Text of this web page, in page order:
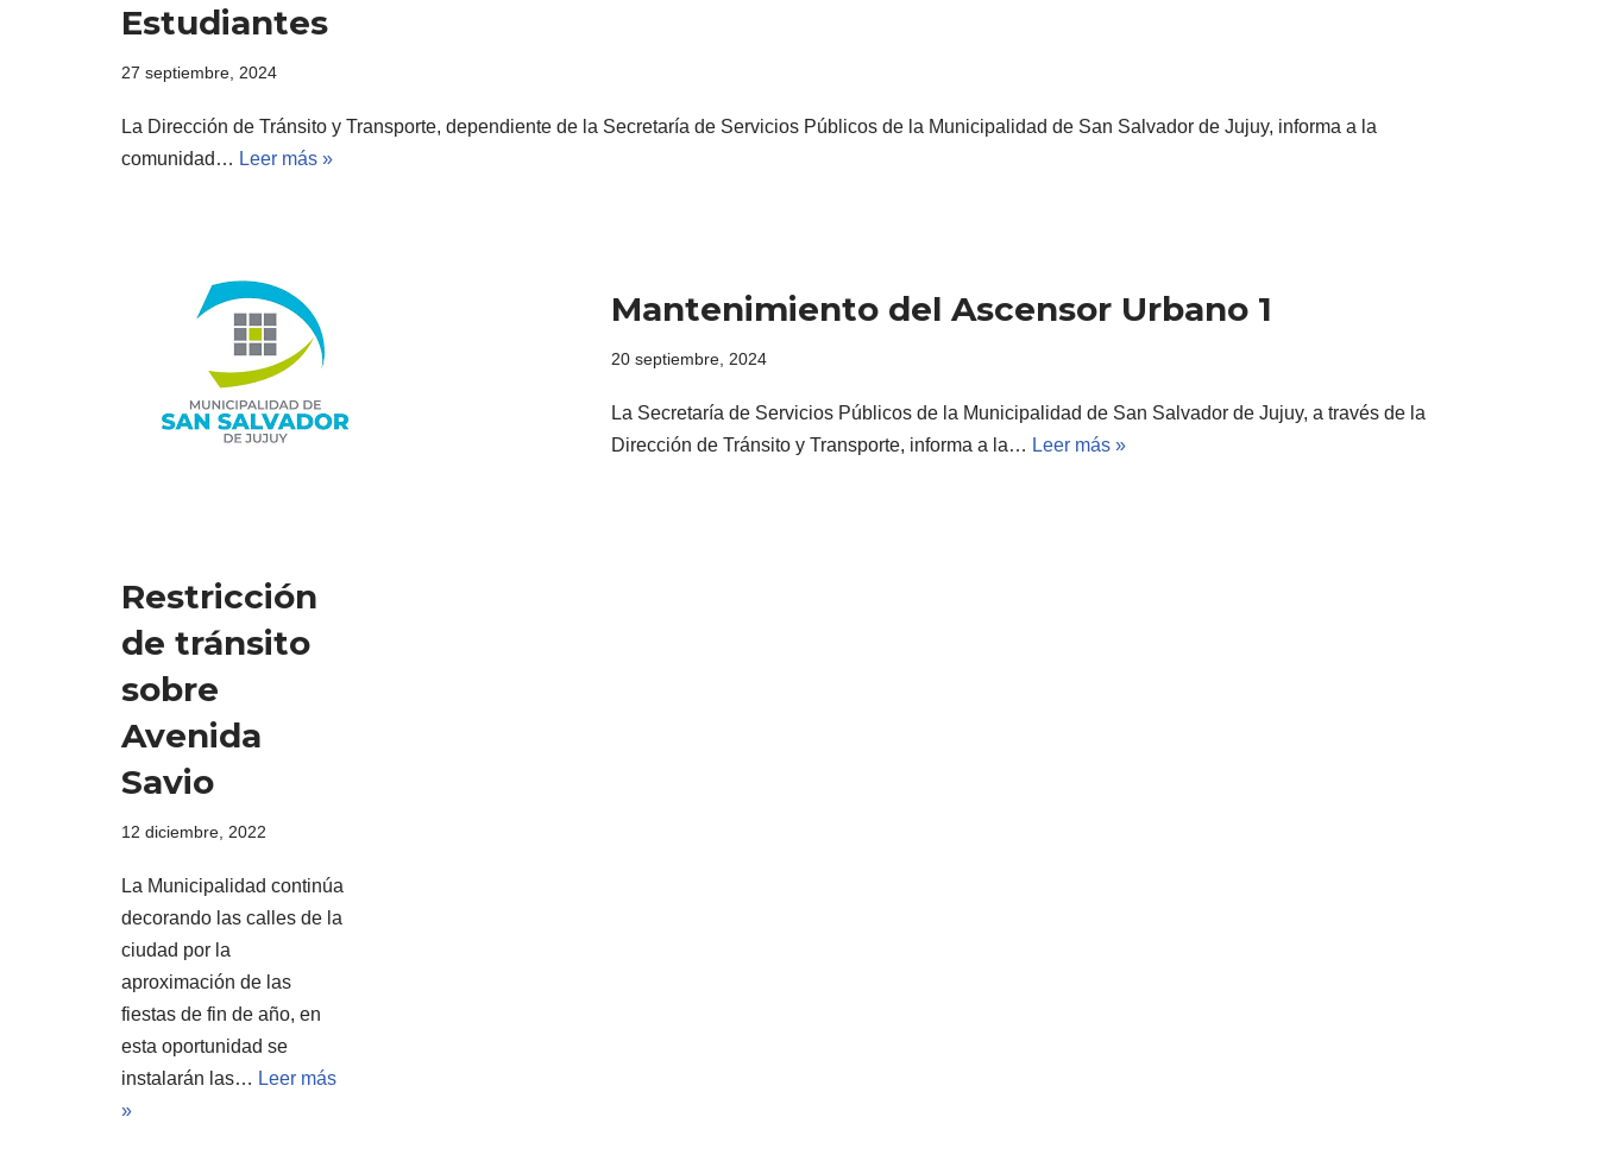
Estudiantes
27 septiembre, 2024
La Dirección de Tránsito y Transporte, dependiente de la Secretaría de Servicios Públicos de la Municipalidad de San Salvador de Jujuy, informa a la
comunidad… Leer más »
Mantenimiento del Ascensor Urbano 1
20 septiembre, 2024
La Secretaría de Servicios Públicos de la Municipalidad de San Salvador de Jujuy, a través de la
Dirección de Tránsito y Transporte, informa a la… Leer más »
Restricción
de tránsito
sobre
Avenida
Savio
12 diciembre, 2022
La Municipalidad continúa
decorando las calles de la
ciudad por la
aproximación de las
fiestas de fin de año, en
esta oportunidad se
instalarán las… Leer más
»